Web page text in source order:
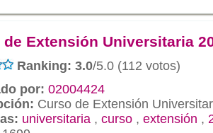
de Extensión Universitaria
Ranking: 3.0/5.0 (112 votos)
por: 02004424
Curso de Extensión
universitaria , curso , extensión ,